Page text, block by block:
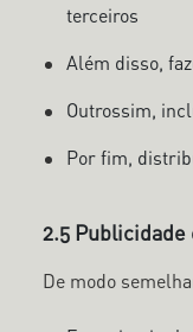
terceiros
Além disso,
Outrossim,
Por fim,
2.5
De modo